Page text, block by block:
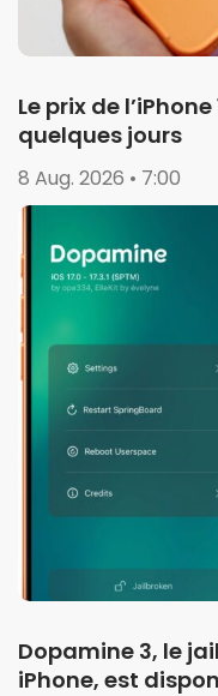
Le prix de
quelques jours
8 Aug. 2026 • 7:00
Dopamine 3, le
iPhone, est